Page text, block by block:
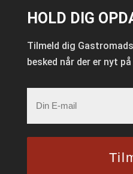
HOLD DIG
Tilmeld dig
besked når der er nyt
mail